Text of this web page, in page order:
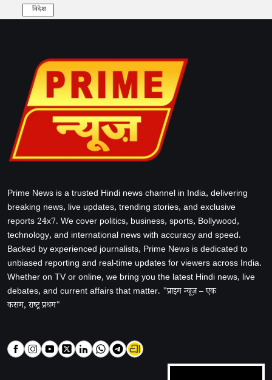
विदेश
Prime News is a trusted Hindi news channel in India, delivering
breaking news, live updates, trending stories, and exclusive
reports 24x7. We cover politics, business, sports, Bollywood,
technology, and international news with accuracy and speed.
Backed by experienced journalists, Prime News is dedicated to
unbiased reporting and real-time updates for viewers across India.
Whether on TV or online, we bring you the latest Hindi news, live
debates, and current affairs that matter. "प्राइम न्यूज़ – एक
कसम, राष्ट्र प्रथम"